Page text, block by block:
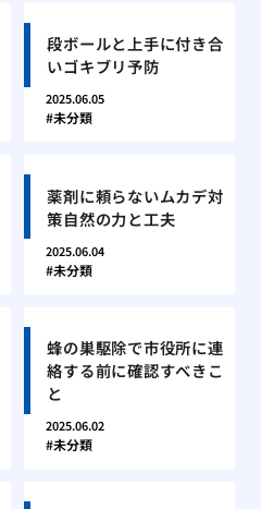
段ボールと上手に付き合
いゴキブリ予防
2025.06.05
未分類
薬剤に頼らないムカデ対
策自然の力と工夫
2025.06.04
未分類
蜂の巣駆除で市役所に連
絡する前に確認すべきこ
と
2025.06.02
未分類